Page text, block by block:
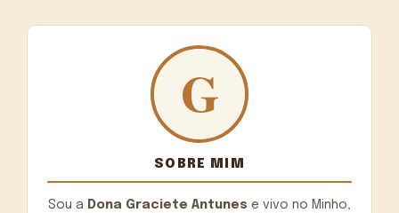
SOBRE MIM
Sou a Dona Graciete Antunes e vivo no Minho,